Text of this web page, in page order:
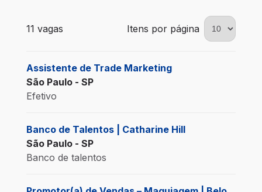
11 vagas encontradas para 0 filtros aplicados
11 vagas Itens por página
Assistente de Trade Marketing
São Paulo - SP
Efetivo
Banco de Talentos | Catharine Hill
São Paulo - SP
Banco de talentos